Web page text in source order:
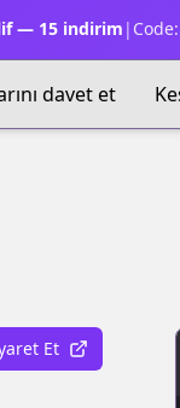
— 15 indirim | Code:
davet et
Et